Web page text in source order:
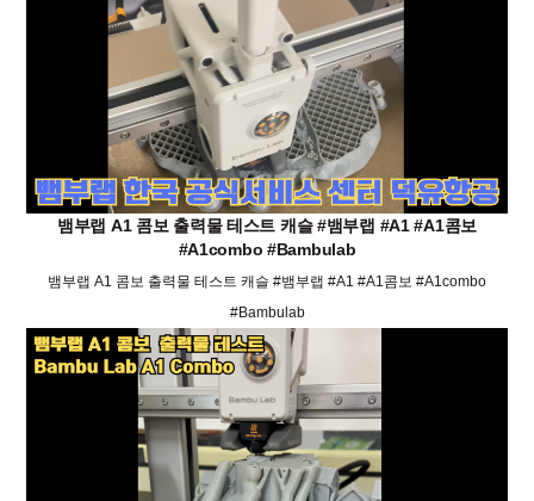
뱀부랩 A1 콤보 출력물 테스트 캐슬 #뱀부랩 #A1 #A1콤보
#A1combo #Bambulab
뱀부랩 A1 콤보 출력물 테스트 캐슬 #뱀부랩 #A1 #A1콤보 #A1combo
#Bambulab